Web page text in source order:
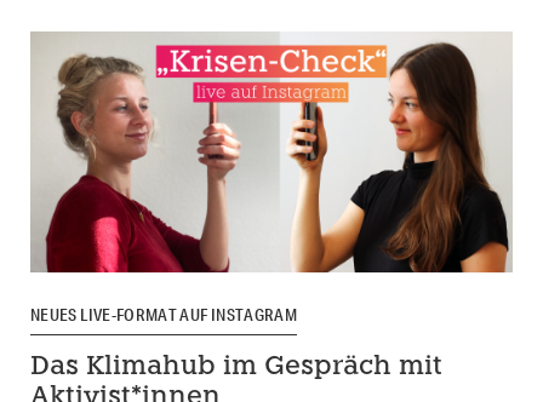
NEUES LIVE-FORMAT AUF INSTAGRAM
Das Klimahub im Gespräch mit